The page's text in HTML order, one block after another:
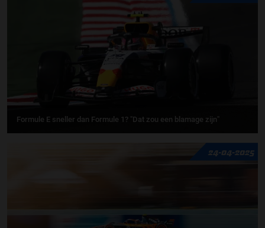
Formule E sneller dan Formule 1? "Dat zou een blamage zijn"
24-04-2025